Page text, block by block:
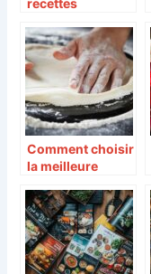
recettes
émerveiller vos
papilles
Comment choisir
la meilleure
pizza